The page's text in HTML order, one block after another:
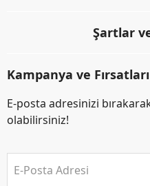
Şartlar
Kampanya ve
E-posta adresinizi
olabilirsiniz!
E-Posta Adresi